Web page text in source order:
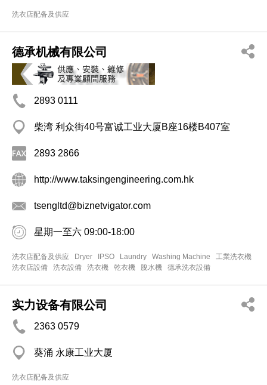
洗衣店配备及供应
德承机械有限公司
2893 0111
柴湾 利众街40号富诚工业大厦B座16楼B407室
2893 2866
http://www.taksingengineering.com.hk
tsengltd@biznetvigator.com
星期一至六 09:00-18:00
洗衣店配备及供应 Dryer IPSO Laundry Washing Machine
工業洗衣機
洗衣店設備
洗衣設備 洗衣機 乾衣機 脫水機 德承洗衣設備
实力设备有限公司
2363 0579
葵涌 永康工业大厦
洗衣店配备及供应